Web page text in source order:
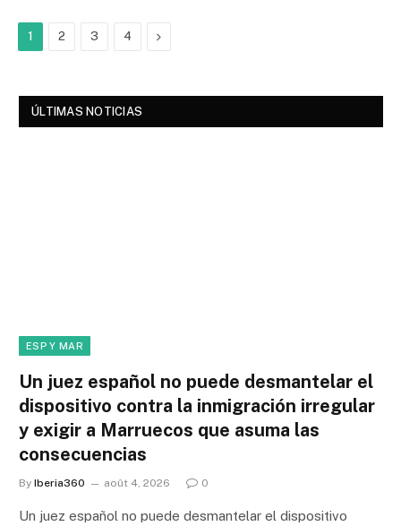
1 2 3 4 Next
ÚLTIMAS NOTICIAS
ESP Y MAR
Un juez español no puede desmantelar el
dispositivo contra la inmigración irregular
y exigir a Marruecos que asuma las
consecuencias
By Iberia360 août 4, 2026 0
Un juez español no puede desmantelar el dispositivo